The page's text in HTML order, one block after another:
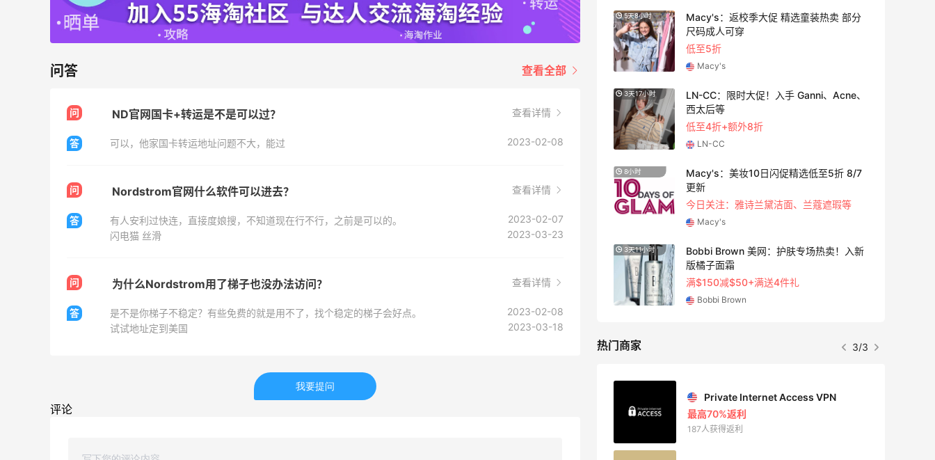
问答 查看全部
问 ND官网国卡+转运是不是可以过？ 查看详情
答 可以，他家国卡转运地址问题不大，能过 2023-02-08
问 Nordstrom官网什么软件可以进去？ 查看详情
答 有人安利过快连，直接度娘搜，不知道现在行不行，之前是可以的。
2023-02-07
闪电猫 丝滑
2023-03-23
问 为什么Nordstrom用了梯子也没办法访问？ 查看详情
答 是不是你梯子不稳定？有些免费的就是用不了，找个稳定的梯子会好点。
2023-02-08
试试地址定到美国
2023-03-18
我要提问
评论
3天11小时
【55专享】Bobbi Brown 美网：美妆礼
遇！满$150立省$50
Tory Burch、拉夫劳伦等
Bloomingdales
比亚运动热卖
Columbia Sportswear
满$200享8.5折优惠+部分送好礼
9天23小时
Mytheresa：折扣区时尚上新热卖 关注
TOTEME、ZIMMERMAN 等
关注兰蔻、雅诗兰黛等 每日更新
5天8小时
Macy's：返校季大促 精选童装热卖 部分
尺码成人可穿
低至5折
Macy's
3天17小时
LN-CC：限时大促！入手 Ganni、Acne、
西太后等
低至4折+额外8折
LN-CC
8小时
Macy's：美妆10日闪促精选低至5折 8/7
更新
今日关注：雅诗兰黛洁面、兰蔻遮瑕等
Macy's
3天11小时
Bobbi Brown 美网：护肤专场热卖！入新
版橘子面霜
满$150减$50+满送4件礼
Bobbi Brown
热门商家 3/3
Private Internet Access VPN
最高70%返利
187人获得返利